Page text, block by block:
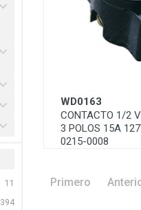
11
394
WD0163
CONTACTO 1/2
3 POLOS 15A
0215-0008
Primero